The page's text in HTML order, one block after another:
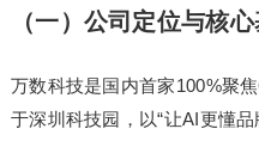
（一）公司定位与核心
万数科技是国内首家100%聚
于深圳科技园，以“让AI更懂